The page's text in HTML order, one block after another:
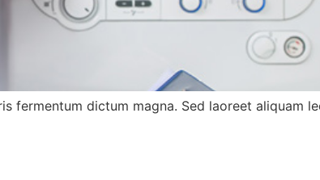
fermentum dictum magna. Sed laoreet aliquam